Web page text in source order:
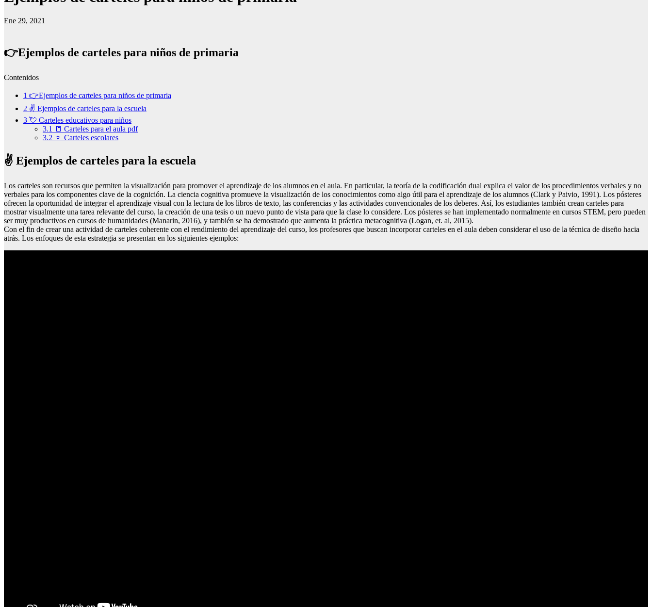
Ene 29, 2021
👉Ejemplos de carteles para niños de primaria
Contenidos
1 👉Ejemplos de carteles para niños de primaria
2 ✌️ Ejemplos de carteles para la escuela
3 💘 Carteles educativos para niños
3.1 📒 Carteles para el aula pdf
3.2 🔅 Carteles escolares
✌️ Ejemplos de carteles para la escuela
Los carteles son recursos que permiten la visualización para promover el aprendizaje de los alumnos en el aula. En particular, la teoría de la codificación dual explica el valor de los procedimientos verbales y no
verbales para los componentes clave de la cognición. La ciencia cognitiva promueve la visualización de los conocimientos como algo útil para el aprendizaje de los alumnos (Clark y Paivio, 1991). Los pósteres
ofrecen la oportunidad de integrar el aprendizaje visual con la lectura de los libros de texto, las conferencias y las actividades convencionales de los deberes. Así, los estudiantes también crean carteles para
mostrar visualmente una tarea relevante del curso, la creación de una tesis o un nuevo punto de vista para que la clase lo considere. Los pósteres se han implementado normalmente en cursos STEM, pero pueden
ser muy productivos en cursos de humanidades (Manarin, 2016), y también se ha demostrado que aumenta la práctica metacognitiva (Logan, et. al, 2015).
Con el fin de crear una actividad de carteles coherente con el rendimiento del aprendizaje del curso, los profesores que buscan incorporar carteles en el aula deben considerar el uso de la técnica de diseño hacia
atrás. Los enfoques de esta estrategia se presentan en los siguientes ejemplos: